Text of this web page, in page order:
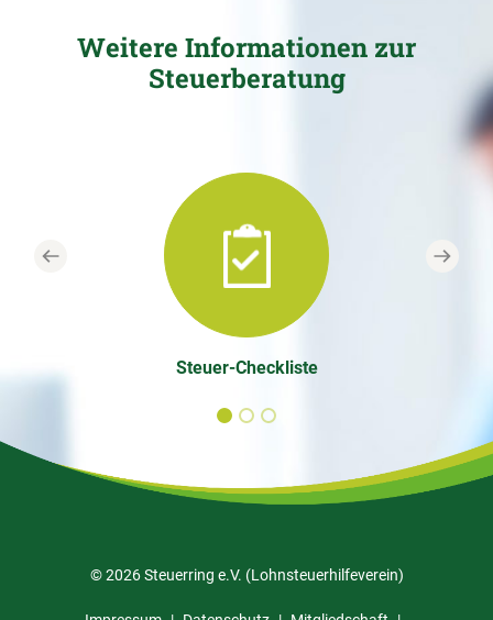
Weitere Informationen zur
Steuerberatung
Steuer-Checkliste
Previous Next
© 2026 Steuerring e.V. (Lohnsteuerhilfeverein)